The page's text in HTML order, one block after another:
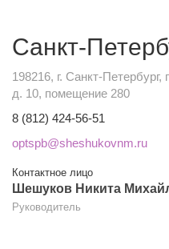
Санкт-
198216, г. Санкт-
д. 10, помещение 280
8 (812) 424-56-51
optspb@sheshukovnm.ru
Контактное лицо
Шешуков Никита
Руководитель